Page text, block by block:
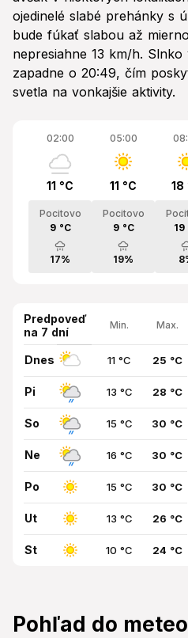
ojedinelé slabé prehánky s
bude fúkať slabou až
nepresiahne 13 km/h.
zapadne o 20:49, čím
svetla na vonkajšie aktivity.
02:00
11 °C
Pocitovo
9 °C
17%
05:00
11 °C
Pocitovo
9 °C
19%
18
19
Predpoveď
na 7 dní
Min. Max.
Dnes 11 °C 25 °C
Pi 13 °C 28 °C
So 15 °C 30 °C
Ne 16 °C 30 °C
Po 15 °C 30 °C
Ut 13 °C 26 °C
St 10 °C 24 °C
Pohľad do